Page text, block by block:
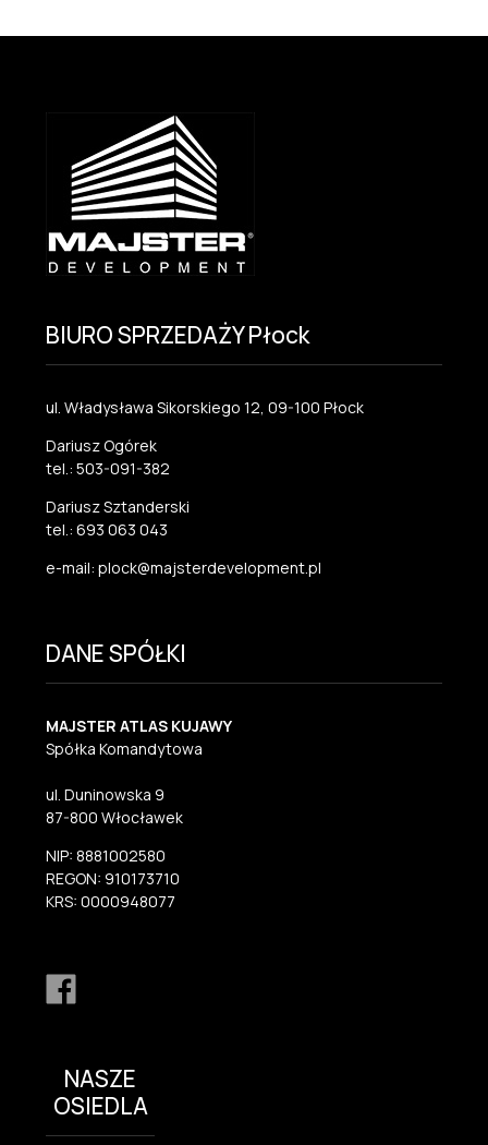
BIURO SPRZEDAŻY Płock
ul. Władysława Sikorskiego 12, 09-100 Płock
Dariusz Ogórek
tel.: 503-091-382
Dariusz Sztanderski
tel.: 693 063 043
e-mail: plock@majsterdevelopment.pl
DANE SPÓŁKI
MAJSTER ATLAS KUJAWY
Spółka Komandytowa
ul. Duninowska 9
87-800 Włocławek
NIP: 8881002580
REGON: 910173710
KRS: 0000948077
NASZE
OSIEDLA